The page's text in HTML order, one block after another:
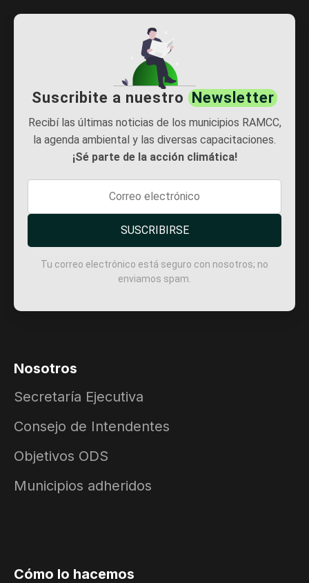
Suscribite a nuestro Newsletter
Recibí las últimas noticias de los municipios RAMCC,
la agenda ambiental y las diversas capacitaciones.
¡Sé parte de la acción climática!
SUSCRIBIRSE
Tu correo electrónico está seguro con nosotros; no
enviamos spam.
Nosotros
Secretaría Ejecutiva
Consejo de Intendentes
Objetivos ODS
Municipios adheridos
Cómo lo hacemos